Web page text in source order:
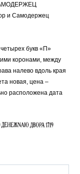
и Самодержец
букв «П»
коронами, между
налево вдоль края
новая, цена –
расположена дата